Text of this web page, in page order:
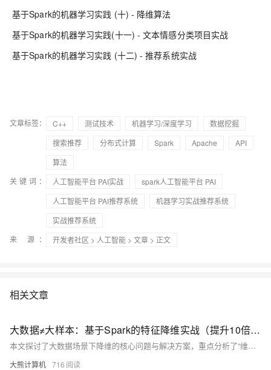
基于Spark的机器学习实践 (十) - 降维算法
基于Spark的机器学习实践(十一) - 文本情感分类项目实战
基于Spark的机器学习实践 (十二) - 推荐系统实战
文章标签： C++ 测试技术 机器学习/深度学习
数据挖掘
搜索推荐
分布式计算 Spark Apache
API
算法
关键词：
人工智能平台 PAI实战
spark人工智能平台 PAI
人工智能平台 PAI推荐系统
机器学习实战推荐系统
实战推荐系统
来 源：
开发者社区 > 人工智能 > 文章 > 正文
相关文章
大数据≠大样本：基于Spark的特征降维实战（提升10倍训练效率）
本文探讨了大数据场景下降维的核心问题与解决方案，重点分析了“维度灾难”对模型性能的影响及特征冗余的陷阱。通过数学证明与实际案例，揭示高维空间中样本稀疏性问题，并提出基于Spark的分布式降维技术选型与优化策略。文章详细展示了PCA在亿级用户画像中的应用，包括数据准备、核心实现与效果评估，同时深入探讨了协方差矩阵计算与特征值分解的并行优化方法。此外，还介绍了动态维度调整、非线性特征处理及降维与其他AI技术的协同效应，为生产环境提供了最佳实践指南。最终总结出降维的本质与工程实践原则，展望未来发展方向。
大熊计算机 716